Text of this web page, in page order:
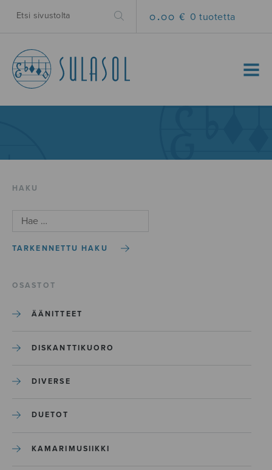
0.00 € 0 tuotetta
MENU
HAKU
TARKENNETTU HAKU
OSASTOT
ÄÄNITTEET
DISKANTTIKUORO
DIVERSE
DUETOT
KAMARIMUSIIKKI